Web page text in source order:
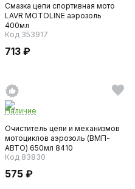
Смазка цепи спортивная мото
LAVR MOTOLINE аэрозоль
400мл
Код 353917
713 ₽
Наличие
Очиститель цепи и механизмов
мотоциклов аэрозоль (ВМП-
АВТО) 650мл 8410
Код 83830
575 ₽